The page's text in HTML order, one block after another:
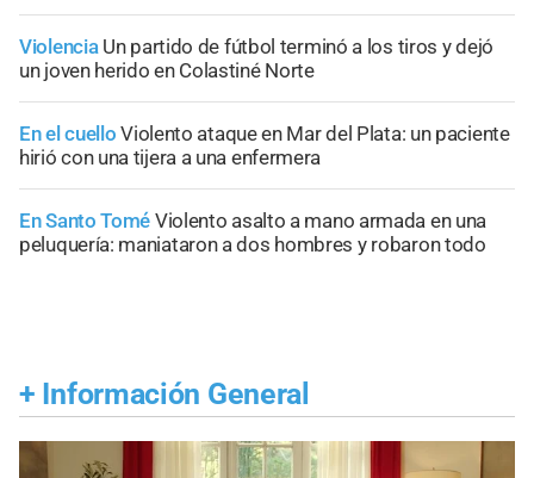
Violencia Un partido de fútbol terminó a los tiros y dejó
un joven herido en Colastiné Norte
En el cuello Violento ataque en Mar del Plata: un paciente
hirió con una tijera a una enfermera
En Santo Tomé Violento asalto a mano armada en una
peluquería: maniataron a dos hombres y robaron todo
+ Información General